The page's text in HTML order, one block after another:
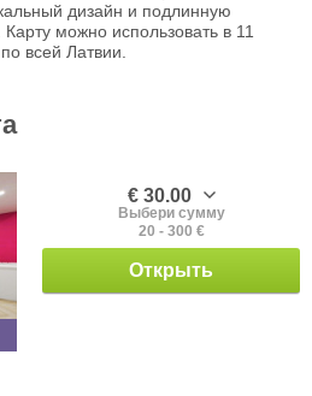
дизайн и подлинную
можно использовать в 11
всей Латвии.
€ 30.00
Выбери сумму
20 - 300 €
Открыть